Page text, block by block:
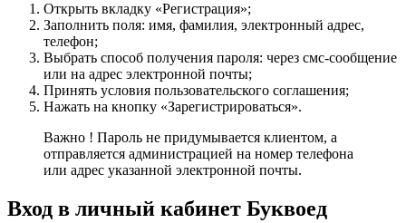
Открыть вкладку «Регистрация»;
Заполнить поля: имя, фамилия, электронный адрес,
телефон;
Выбрать способ получения пароля: через смс-сообщение
или на адрес электронной почты;
Принять условия пользовательского соглашения;
Нажать на кнопку «Зарегистрироваться».
Важно ! Пароль не придумывается клиентом, а
отправляется администрацией на номер телефона
или адрес указанной электронной почты.
Вход в личный кабинет Буквоед